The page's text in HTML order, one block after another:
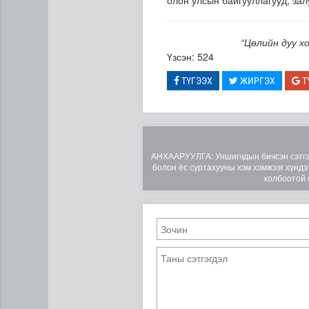
Нийтийн тээврийн Ч:19А
“Цөлийн дуу
Үзсэн: 524
ТҮГЭЭХ ЖИРГЭХ
АНХААРУУЛГА: Уншигчдын бичсэн
болон ёс суртахууны хэм хэмжээг
холбоотой